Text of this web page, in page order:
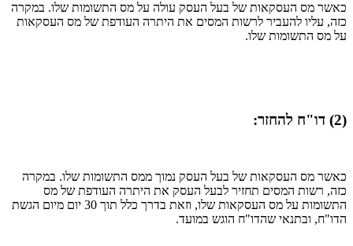
כאשר מס העסקאות של בעל העסק עולה על מס התשומות שלו. במקרה
כזה, עליו להעביר לרשות המסים את היתרה העודפת של מס העסקאות
על מס התשומות שלו.
(2) דו"ח להחזר:
כאשר מס העסקאות של בעל העסק נמוך ממס התשומות שלו. במקרה
כזה, רשות המסים תחזיר לבעל העסק את היתרה העודפת של מס
התשומות על מס העסקאות שלו, וזאת בדרך כלל תוך 30 יום מיום הגשת
הדו"ח, ובתנאי שהדו"ח הוגש במועד.